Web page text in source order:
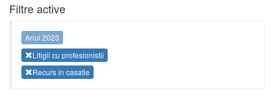
Filtre active
Anul 2023
Litigii cu profesionistii
Recurs in casatie